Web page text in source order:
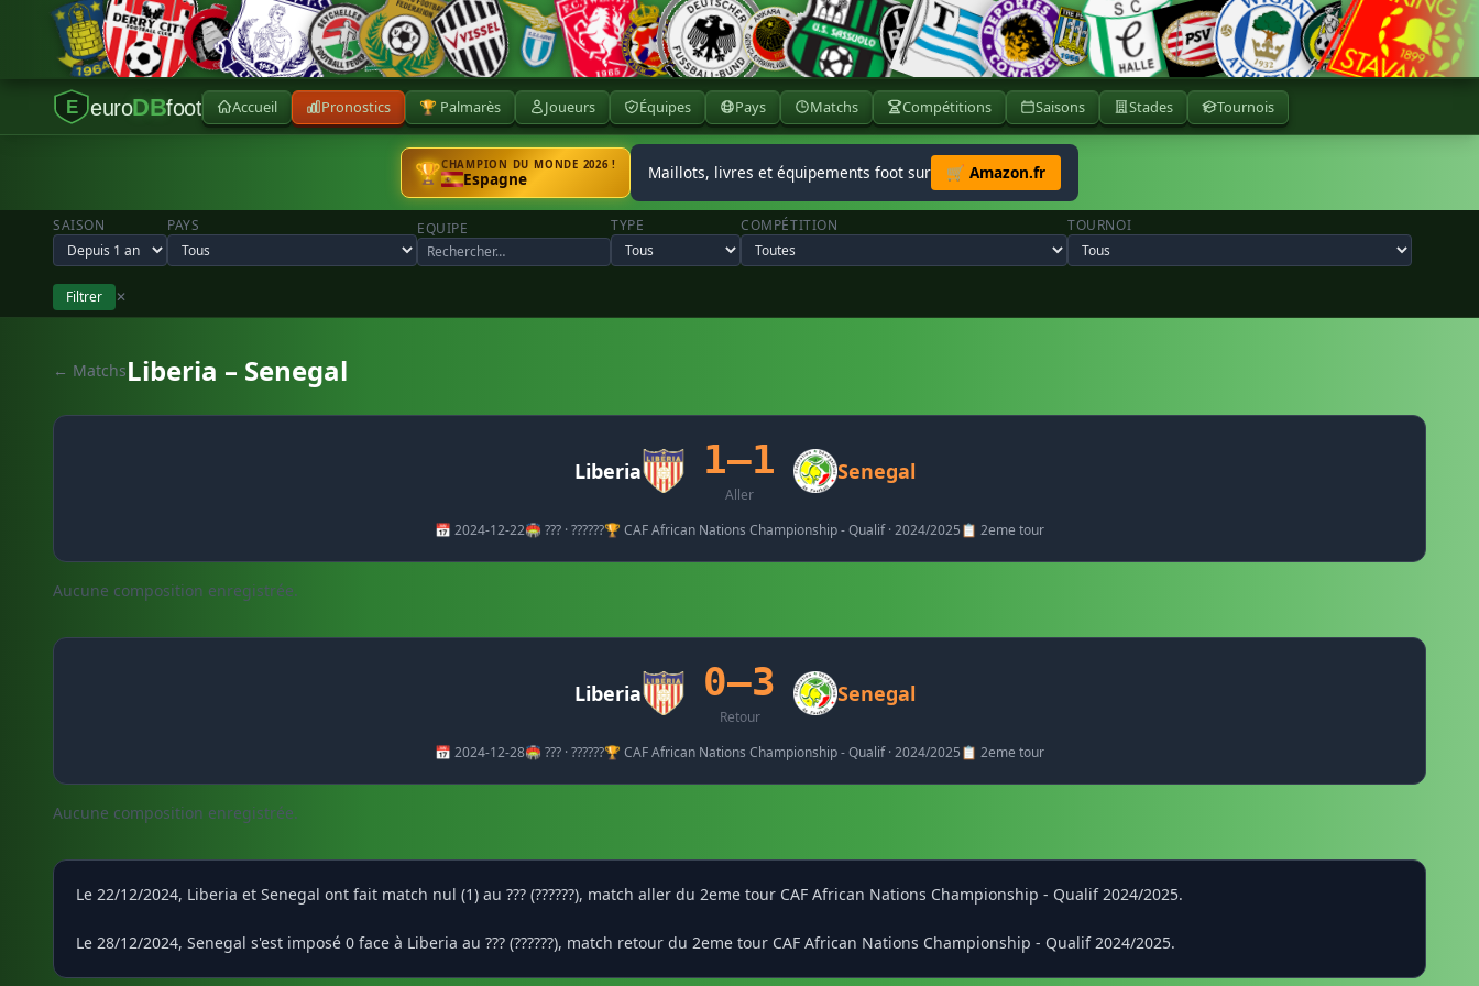
E euroDBfoot Accueil Pronostics 🏆 Palmarès Joueurs Équipes Pays Matchs Compétitions Saisons Stades Tournois
🏆CHAMPION DU MONDE 2026 !
Espagne Maillots, livres et équipements foot sur 🛒 Amazon.fr
SAISON PAYS EQUIPE TYPE COMPÉTITION TOURNOI
Filtrer ✕
← MatchsLiberia – Senegal
Liberia 1–1
Aller
Senegal
📅 2024-12-22🏟️ ??? · ??????🏆 CAF African Nations Championship - Qualif · 2024/2025📋 2eme tour
Aucune composition enregistrée.
Liberia 0–3
Retour
Senegal
📅 2024-12-28🏟️ ??? · ??????🏆 CAF African Nations Championship - Qualif · 2024/2025📋 2eme tour
Aucune composition enregistrée.
Le 22/12/2024, Liberia et Senegal ont fait match nul (1) au ??? (??????), match aller du 2eme tour CAF African Nations Championship - Qualif 2024/2025.
Le 28/12/2024, Senegal s'est imposé 0 face à Liberia au ??? (??????), match retour du 2eme tour CAF African Nations Championship - Qualif 2024/2025.